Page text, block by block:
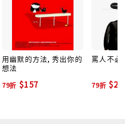
用幽默的方法, 秀出你的
想法
79折 $157
罵人不必
79折